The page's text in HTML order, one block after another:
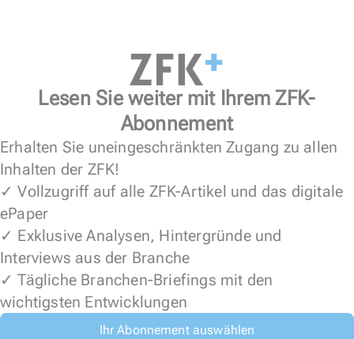
Lesen Sie weiter mit Ihrem ZFK-
Abonnement
Erhalten Sie uneingeschränkten Zugang zu allen
Inhalten der ZFK!
✓ Vollzugriff auf alle ZFK-Artikel und das digitale
ePaper
✓ Exklusive Analysen, Hintergründe und
Interviews aus der Branche
✓ Tägliche Branchen-Briefings mit den
wichtigsten Entwicklungen
Ihr Abonnement auswählen